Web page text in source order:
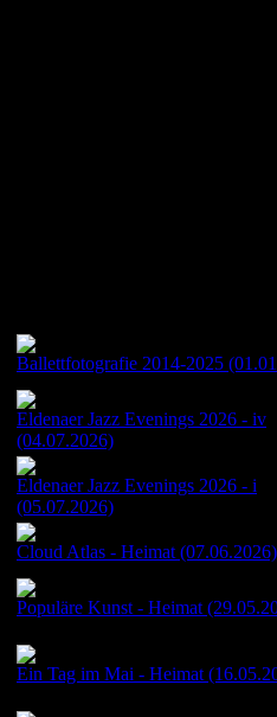
Ballettfotografie 2014-2025
Eldenaer Jazz Evenings 2026 - iv
(04.07.2026)
Eldenaer Jazz Evenings 2026 - i
(05.07.2026)
Cloud Atlas - Heimat (07.06.2026)
Populäre Kunst - Heimat
Ein Tag im Mai - Heimat